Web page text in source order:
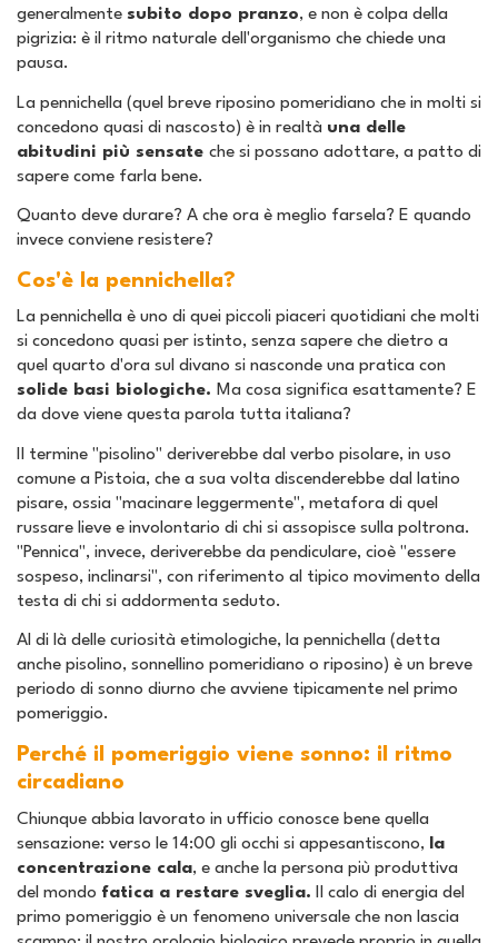
generalmente subito dopo pranzo, e non è colpa della
pigrizia: è il ritmo naturale dell'organismo che chiede una
pausa.
La pennichella (quel breve riposino pomeridiano che in molti si
concedono quasi di nascosto) è in realtà una delle
abitudini più sensate che si possano adottare, a patto di
sapere come farla bene.
Quanto deve durare? A che ora è meglio farsela? E quando
invece conviene resistere?
Cos'è la pennichella?
La pennichella è uno di quei piccoli piaceri quotidiani che molti
si concedono quasi per istinto, senza sapere che dietro a
quel quarto d'ora sul divano si nasconde una pratica con
solide basi biologiche. Ma cosa significa esattamente? E
da dove viene questa parola tutta italiana?
Il termine "pisolino" deriverebbe dal verbo pisolare, in uso
comune a Pistoia, che a sua volta discenderebbe dal latino
pisare, ossia "macinare leggermente", metafora di quel
russare lieve e involontario di chi si assopisce sulla poltrona.
"Pennica", invece, deriverebbe da pendiculare, cioè "essere
sospeso, inclinarsi", con riferimento al tipico movimento della
testa di chi si addormenta seduto.
Al di là delle curiosità etimologiche, la pennichella (detta
anche pisolino, sonnellino pomeridiano o riposino) è un breve
periodo di sonno diurno che avviene tipicamente nel primo
pomeriggio.
Perché il pomeriggio viene sonno: il ritmo
circadiano
Chiunque abbia lavorato in ufficio conosce bene quella
sensazione: verso le 14:00 gli occhi si appesantiscono,
la
concentrazione cala, e anche la persona più produttiva
del mondo fatica a restare sveglia. Il calo di energia del
primo pomeriggio è un fenomeno universale che non lascia